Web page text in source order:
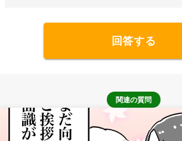
回答する
関連の質問